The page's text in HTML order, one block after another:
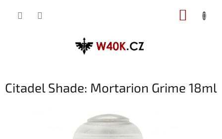
Citadel Shade: Mortarion Grime 18ml